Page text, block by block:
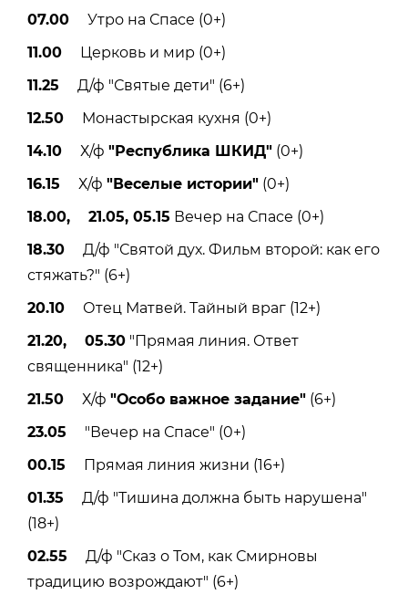
07.00 Утро на Спасе (0+)
11.00 Церковь и мир (0+)
11.25 Д/ф "Святые дети" (6+)
12.50 Монастырская кухня (0+)
14.10 Х/ф "Республика ШКИД" (0+)
16.15 Х/ф "Веселые истории" (0+)
18.00, 21.05, 05.15 Вечер на Спасе (0+)
18.30 Д/ф "Святой дух. Фильм второй: как его
стяжать?" (6+)
20.10 Отец Матвей. Тайный враг (12+)
21.20, 05.30 "Прямая линия. Ответ
священника" (12+)
21.50 Х/ф "Особо важное задание" (6+)
23.05 "Вечер на Спасе" (0+)
00.15 Прямая линия жизни (16+)
01.35 Д/ф "Тишина должна быть нарушена"
(18+)
02.55 Д/ф "Сказ о Том, как Смирновы
традицию возрождают" (6+)